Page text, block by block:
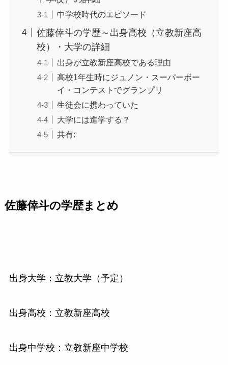
中学校時代のエピソード
佐藤倖斗の学歴～出身高校（立教新座高
校）・大学の詳細
出身が立教新座高校である理由
高校1年生時にジュノン・スーパーボー
イ・コンテストでグランプリ
生徒会に携わっていた
大学には進学する？
共有:
佐藤倖斗の学歴まとめ
出身大学：立教大学（予定）
出身高校：立教新座高校
出身中学校：立教新座中学校